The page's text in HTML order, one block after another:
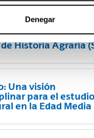
Denegar
anual de la
Historia Agraria
Una visión
para el
en la Edad Media